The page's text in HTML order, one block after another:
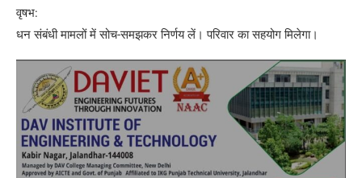
वृषभ:
धन संबंधी मामलों में सोच-समझकर निर्णय लें। परिवार का सहयोग मिलेगा।